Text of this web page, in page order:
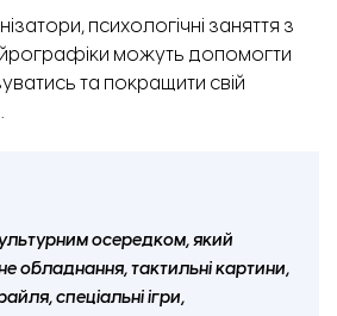
психологічні заняття з
можуть допомогти
та покращити свій
осередком, який
обладнання, тактильні картини,
спеціальні ігри,